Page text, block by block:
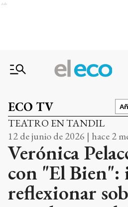
Ads
ECO TV
TEATRO EN TANDIL
12 de junio de 2026 | hace 2
Verónica
con "El Bien":
reflexionar